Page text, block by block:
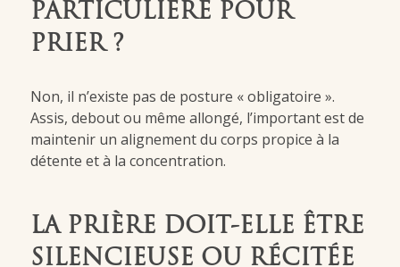
PARTICULIÈRE POUR
PRIER ?
Non, il n’existe pas de posture « obligatoire ».
Assis, debout ou même allongé, l’important est de
maintenir un alignement du corps propice à la
détente et à la concentration.
LA PRIÈRE DOIT-ELLE ÊTRE
SILENCIEUSE OU RÉCITÉE